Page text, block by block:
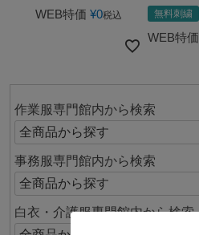
WEB特価 ¥0税込 無料刺繍
WEB特価
作業服専門館内から検索
事務服専門館内から検索
白衣・介護服専門館内から検索